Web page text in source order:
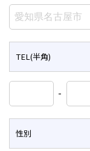
TEL(半角)
-
性別